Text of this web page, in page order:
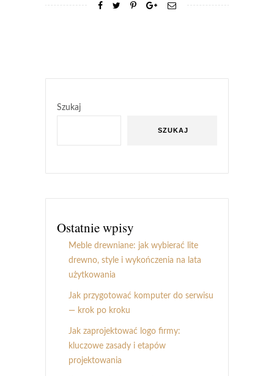
Szukaj
SZUKAJ
Ostatnie wpisy
Meble drewniane: jak wybierać lite
drewno, style i wykończenia na lata
użytkowania
Jak przygotować komputer do serwisu
— krok po kroku
Jak zaprojektować logo firmy:
kluczowe zasady i etapów
projektowania